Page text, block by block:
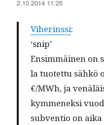
2.10.2014 11:25
Viherinssi:
‘snip’
Ensim­mäi­nen on
la tuotet­tu sähkö
€/MWh, ja
kymmenek­si
sub­ven­tio on